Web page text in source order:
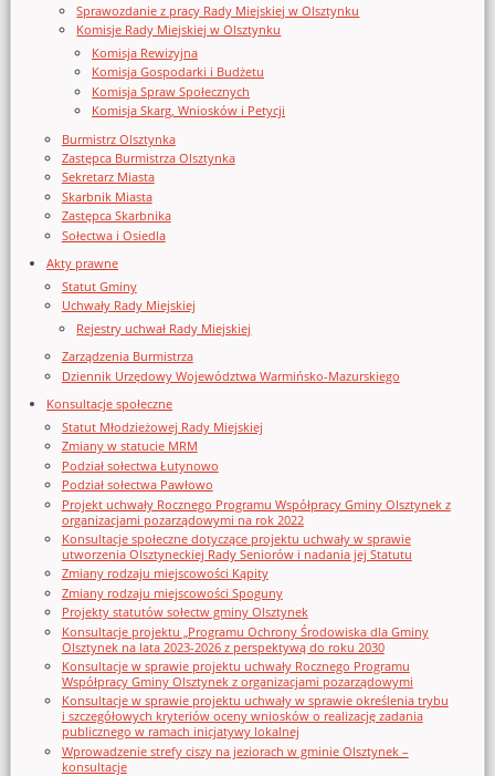
Sprawozdanie z pracy Rady Miejskiej w Olsztynku
Komisje Rady Miejskiej w Olsztynku
Komisja Rewizyjna
Komisja Gospodarki i Budżetu
Komisja Spraw Społecznych
Komisja Skarg, Wniosków i Petycji
Burmistrz Olsztynka
Zastępca Burmistrza Olsztynka
Sekretarz Miasta
Skarbnik Miasta
Zastępca Skarbnika
Sołectwa i Osiedla
Akty prawne
Statut Gminy
Uchwały Rady Miejskiej
Rejestry uchwał Rady Miejskiej
Zarządzenia Burmistrza
Dziennik Urzędowy Województwa Warmińsko-Mazurskiego
Konsultacje społeczne
Statut Młodzieżowej Rady Miejskiej
Zmiany w statucie MRM
Podział sołectwa Łutynowo
Podział sołectwa Pawłowo
Projekt uchwały Rocznego Programu Współpracy Gminy Olsztynek z
organizacjami pozarządowymi na rok 2022
Konsultacje społeczne dotyczące projektu uchwały w sprawie
utworzenia Olsztyneckiej Rady Seniorów i nadania jej Statutu
Zmiany rodzaju miejscowości Kąpity
Zmiany rodzaju miejscowości Spoguny
Projekty statutów sołectw gminy Olsztynek
Konsultacje projektu „Programu Ochrony Środowiska dla Gminy
Olsztynek na lata 2023-2026 z perspektywą do roku 2030
Konsultacje w sprawie projektu uchwały Rocznego Programu
Współpracy Gminy Olsztynek z organizacjami pozarządowymi
Konsultacje w sprawie projektu uchwały w sprawie określenia trybu
i szczegółowych kryteriów oceny wniosków o realizację zadania
publicznego w ramach inicjatywy lokalnej
Wprowadzenie strefy ciszy na jeziorach w gminie Olsztynek –
konsultacje